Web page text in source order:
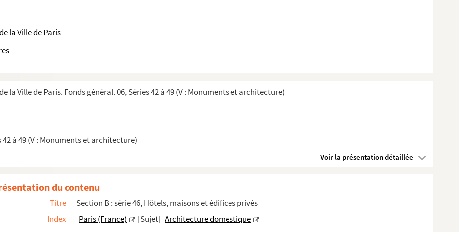
la Ville de Paris
la Ville de Paris. Fonds général. 06, Séries 42 à 49 (V : Monuments et architecture)
42 à 49 (V : Monuments et architecture)
Voir la présentation détaillée
du)
fourbisseur, baille à Nicolas Aubert, marchand, une maison, rue des Gravilli...
du contenu
Titre
Section B : série 46, Hôtels, maisons et édifices privés
Index
Paris (France) [Sujet] Architecture domestique